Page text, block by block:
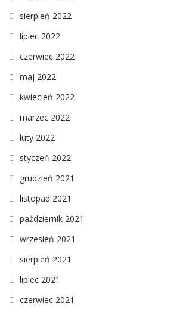
sierpień 2022
lipiec 2022
czerwiec 2022
maj 2022
kwiecień 2022
marzec 2022
luty 2022
styczeń 2022
grudzień 2021
listopad 2021
październik 2021
wrzesień 2021
sierpień 2021
lipiec 2021
czerwiec 2021